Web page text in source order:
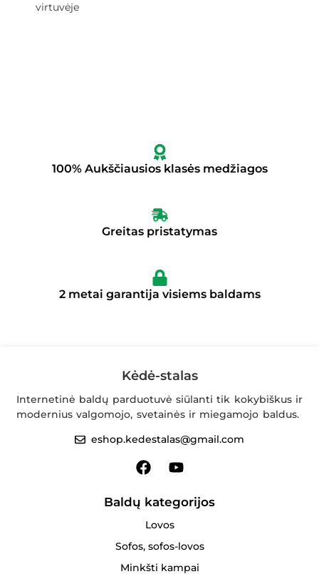
virtuvėje
100% Aukščiausios klasės medžiagos
Greitas pristatymas
2 metai garantija visiems baldams
Kėdė-stalas
Internetinė baldų parduotuvė siūlanti tik kokybiškus ir
modernius valgomojo, svetainės ir miegamojo baldus.
eshop.kedestalas@gmail.com
Baldų kategorijos
Lovos
Sofos, sofos-lovos
Minkšti kampai